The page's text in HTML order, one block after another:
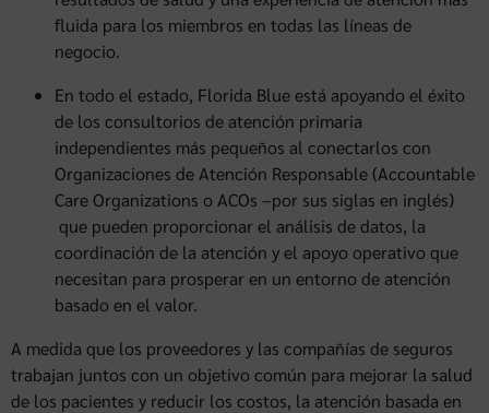
fluida para los miembros en todas las líneas de
negocio.
En todo el estado, Florida Blue está apoyando el éxito
de los consultorios de atención primaria
independientes más pequeños al conectarlos con
Organizaciones de Atención Responsable (Accountable
Care Organizations o ACOs –por sus siglas en inglés)
que pueden proporcionar el análisis de datos, la
coordinación de la atención y el apoyo operativo que
necesitan para prosperar en un entorno de atención
basado en el valor.
A medida que los proveedores y las compañías de seguros
trabajan juntos con un objetivo común para mejorar la salud
de los pacientes y reducir los costos, la atención basada en